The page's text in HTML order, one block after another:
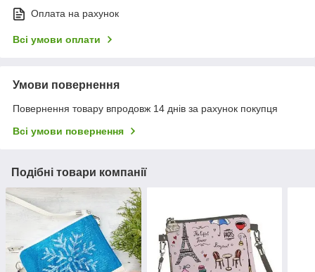
Оплата на рахунок
Всі умови оплати
Умови повернення
Повернення товару впродовж 14 днів за рахунок покупця
Всі умови повернення
Подібні товари компанії